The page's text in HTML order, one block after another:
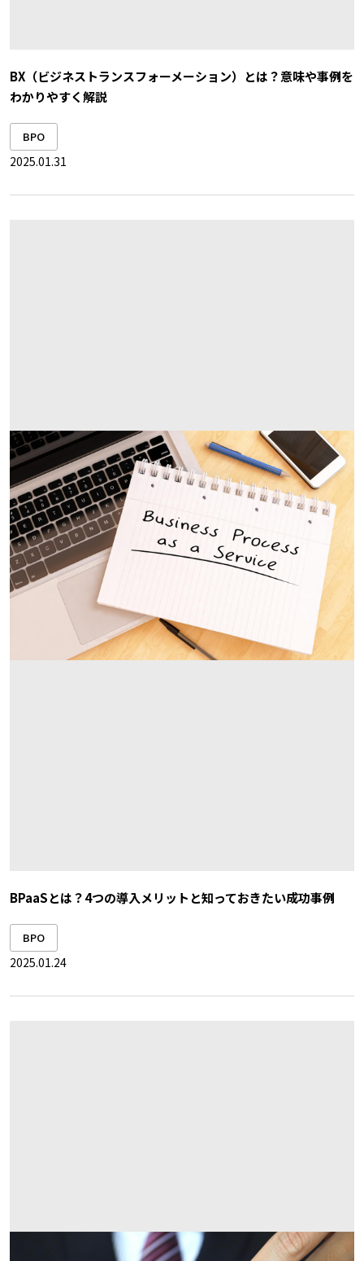
BX（ビジネストランスフォーメーション）とは？意味や事例を
わかりやすく解説
BPO
2025.01.31
BPaaSとは？4つの導入メリットと知っておきたい成功事例
BPO
2025.01.24